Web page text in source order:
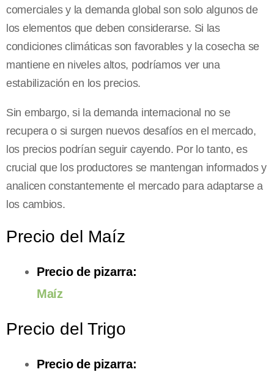
comerciales y la demanda global son solo algunos de
los elementos que deben considerarse. Si las
condiciones climáticas son favorables y la cosecha se
mantiene en niveles altos, podríamos ver una
estabilización en los precios.
Sin embargo, si la demanda internacional no se
recupera o si surgen nuevos desafíos en el mercado,
los precios podrían seguir cayendo. Por lo tanto, es
crucial que los productores se mantengan informados y
analicen constantemente el mercado para adaptarse a
los cambios.
Precio del Maíz
Precio de pizarra:
Maíz
Precio del Trigo
Precio de pizarra: